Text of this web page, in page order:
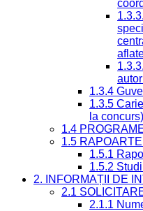
1.3.4
1.3.5
la concurs)
1.4
1.5 RAPOARTE
1.5.1
1.5.2
2. INFORMAȚII DE
2.1
2.1.1